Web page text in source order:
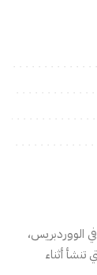
تنشأ أثناء